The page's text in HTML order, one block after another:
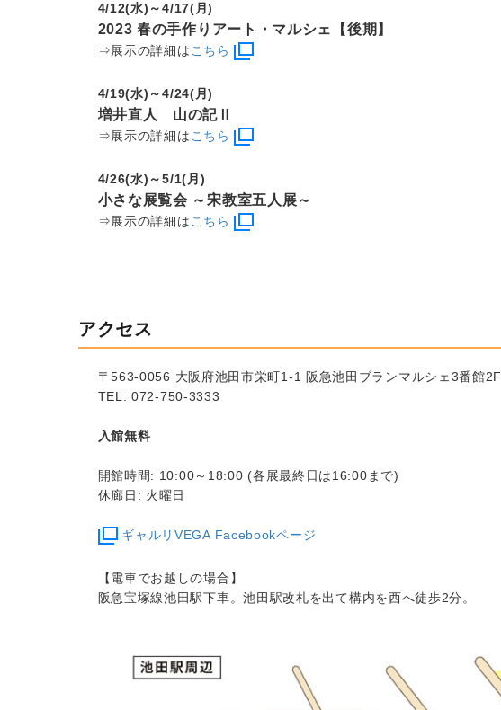
4/12(水)～4/17(月)
2023 春の手作りアート・マルシェ【後期】
⇒展示の詳細はこちら
4/19(水)～4/24(月)
増井直人 山の記Ⅱ
⇒展示の詳細はこちら
4/26(水)～5/1(月)
小さな展覧会 ～宋教室五人展～
⇒展示の詳細はこちら
アクセス
〒563-0056 大阪府池田市栄町1-1 阪急池田ブランマルシェ3番館2F
TEL: 072-750-3333
入館無料
開館時間: 10:00～18:00 (各展最終日は16:00まで)
休廊日: 火曜日
ギャルリVEGA Facebookページ
【電車でお越しの場合】
阪急宝塚線池田駅下車。池田駅改札を出て構内を西へ徒歩2分。